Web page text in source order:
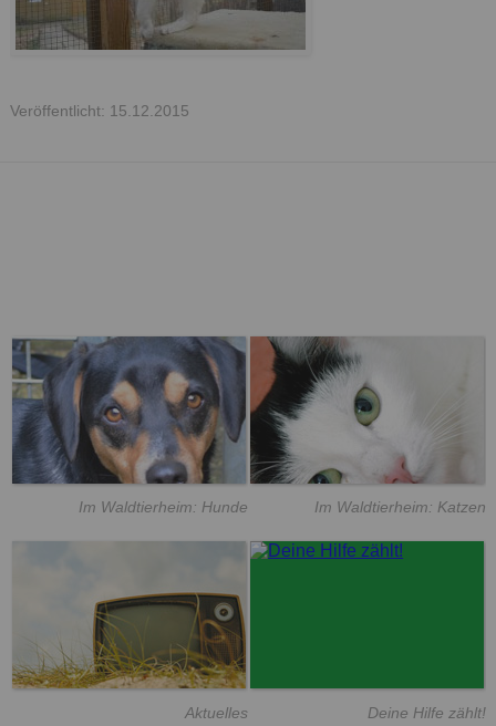
Veröffentlicht: 15.12.2015
Im Waldtierheim: Hunde Im Waldtierheim: Katzen
Aktuelles Deine Hilfe zählt!